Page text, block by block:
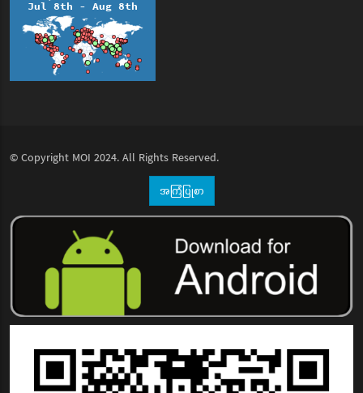
© Copyright MOI 2024. All Rights Reserved.
အကြံပြုစာ